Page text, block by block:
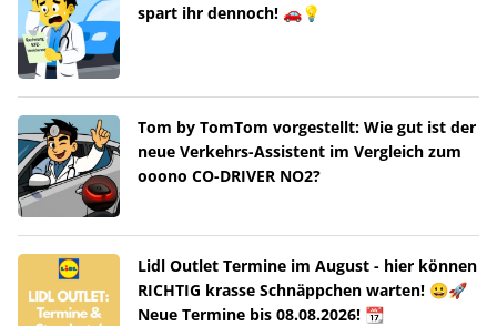
spart ihr dennoch! 🚗💡
Tom by TomTom vorgestellt: Wie gut ist der
neue Verkehrs-Assistent im Vergleich zum
ooono CO-DRIVER NO2?
Lidl Outlet Termine im August - hier können
RICHTIG krasse Schnäppchen warten! 😀🚀
Neue Termine bis 08.08.2026! 📆